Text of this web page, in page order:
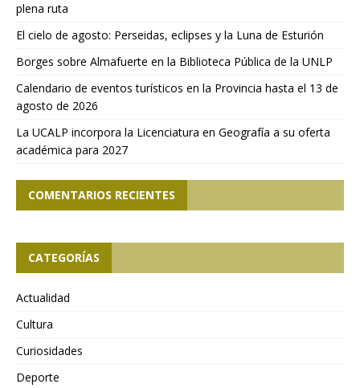
plena ruta
El cielo de agosto: Perseidas, eclipses y la Luna de Esturión
Borges sobre Almafuerte en la Biblioteca Pública de la UNLP
Calendario de eventos turísticos en la Provincia hasta el 13 de
agosto de 2026
La UCALP incorpora la Licenciatura en Geografía a su oferta
académica para 2027
COMENTARIOS RECIENTES
CATEGORÍAS
Actualidad
Cultura
Curiosidades
Deporte